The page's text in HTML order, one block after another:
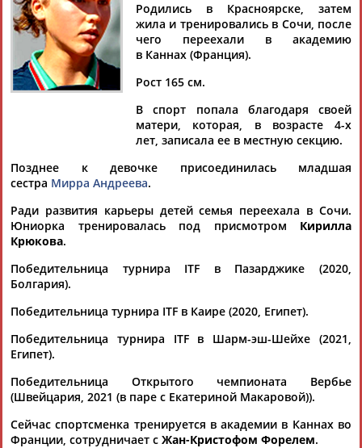
Дмитрий
АБАРЕНОВ
Тамилла
АБАСОВА
Рамазан
АБАЧАРАЕВ
АББАТЕ-
БУЛАТОВА
АББЯСОВА
АБДИКАРИМОВААБДРАХМАНОВ
Родились в Красноярске, затем
жила и тренировались в Сочи, после
чего переехали в академию
в Каннах (Франция).
Рост 165 см.
В спорт попала благодаря своей
матери, которая, в возрасте 4-х
лет, записала ее в местную секцию.
Позднее к девочке присоединилась младшая
сестра Мирра Андреева.
Ради развития карьеры детей семья переехала в Сочи.
Юниорка тренировалась под присмотром Кирилла
Крюкова.
Победительница турнира ITF в Пазарджике (2020,
Болгария).
Победительница турнира ITF в Каире (2020, Египет).
Победительница турнира ITF в Шарм-эш-Шейхе (2021,
Египет).
Победительница Открытого чемпионата Вербье
(Швейцария, 2021 (в паре с Екатериной Макаровой)).
Сейчас спортсменка тренируется в академии в Каннах во
Франции, сотрудничает с Жан-Кристофом Форелем.